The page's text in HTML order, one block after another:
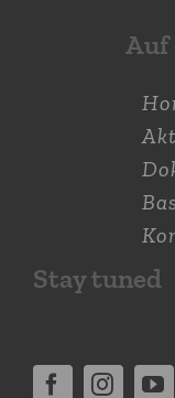
Auf
Stay tuned